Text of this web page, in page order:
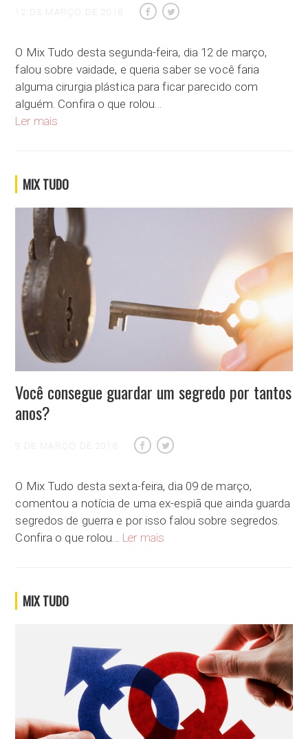
12 DE MARÇO DE 2018
O Mix Tudo desta segunda-feira, dia 12 de março,
falou sobre vaidade, e queria saber se você faria
alguma cirurgia plástica para ficar parecido com
alguém. Confira o que rolou…
Ler mais
MIX TUDO
Você consegue guardar um segredo por tantos
anos?
9 DE MARÇO DE 2018
O Mix Tudo desta sexta-feira, dia 09 de março,
comentou a notícia de uma ex-espiã que ainda guarda
segredos de guerra e por isso falou sobre segredos.
Confira o que rolou… Ler mais
MIX TUDO